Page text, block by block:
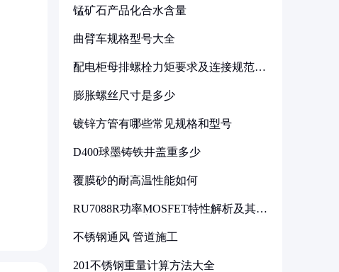
锰矿石产品化合水含量
曲臂车规格型号大全
配电柜母排螺栓力矩要求及连接规范详
膨胀螺丝尺寸是多少
镀锌方管有哪些常见规格和型号
D400球墨铸铁井盖重多少
覆膜砂的耐高温性能如何
RU7088R功率MOSFET特性解析及其在
不锈钢通风 管道施工
201不锈钢重量计算方法大全